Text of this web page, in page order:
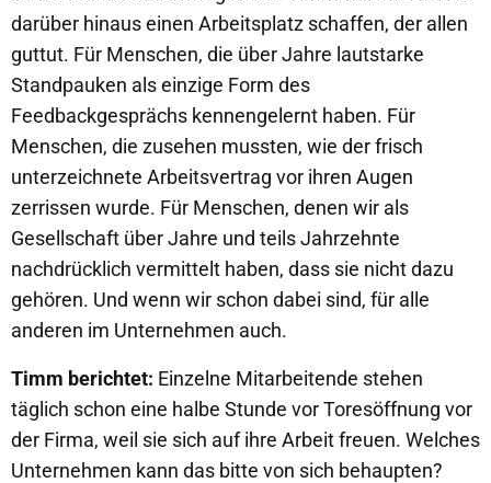
darüber hinaus einen Arbeitsplatz schaffen, der allen
guttut. Für Menschen, die über Jahre lautstarke
Standpauken als einzige Form des
Feedbackgesprächs kennengelernt haben. Für
Menschen, die zusehen mussten, wie der frisch
unterzeichnete Arbeitsvertrag vor ihren Augen
zerrissen wurde. Für Menschen, denen wir als
Gesellschaft über Jahre und teils Jahrzehnte
nachdrücklich vermittelt haben, dass sie nicht dazu
gehören. Und wenn wir schon dabei sind, für alle
anderen im Unternehmen auch.
Timm berichtet: Einzelne Mitarbeitende stehen
täglich schon eine halbe Stunde vor Toresöffnung vor
der Firma, weil sie sich auf ihre Arbeit freuen. Welches
Unternehmen kann das bitte von sich behaupten?